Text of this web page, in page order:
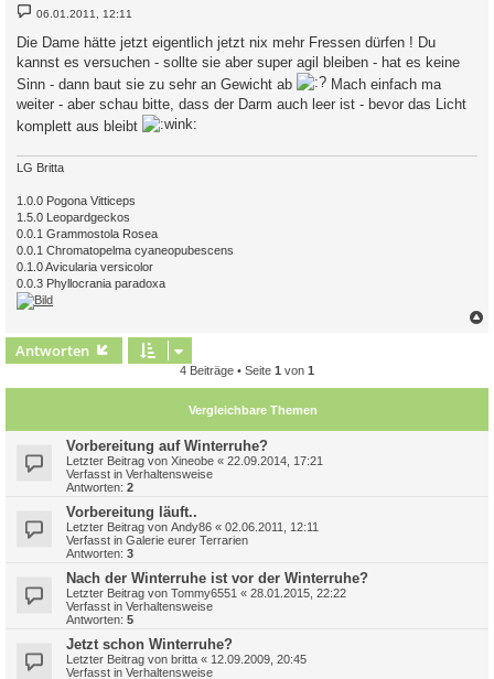
B
e
t
r
g
06.01.2011, 12:11
Die Dame hätte jetzt eigentlich jetzt nix mehr Fressen dürfen ! Du
kannst es versuchen - sollte sie aber super agil bleiben - hat es keine
Sinn - dann baut sie zu sehr an Gewicht ab
Mach einfach ma
weiter - aber schau bitte, dass der Darm auch leer ist - bevor das Licht
komplett aus bleibt
LG Britta
1.0.0 Pogona Vitticeps
1.5.0 Leopardgeckos
0.0.1 Grammostola Rosea
0.0.1 Chromatopelma cyaneopubescens
0.1.0 Avicularia versicolor
0.0.3 Phyllocrania paradoxa
b
Antworten
4 Beiträge • Seite 1 von 1
Vergleichbare Themen
Vorbereitung auf Winterruhe?
Letzter Beitrag von Xineobe « 22.09.2014, 17:21
Verfasst in Verhaltensweise
Antworten: 2
Vorbereitung läuft..
Letzter Beitrag von Andy86 « 02.06.2011, 12:11
Verfasst in Galerie eurer Terrarien
Antworten: 3
Nach der Winterruhe ist vor der Winterruhe?
Letzter Beitrag von Tommy6551 « 28.01.2015, 22:22
Verfasst in Verhaltensweise
Antworten: 5
Jetzt schon Winterruhe?
Letzter Beitrag von britta « 12.09.2009, 20:45
Verfasst in Verhaltensweise